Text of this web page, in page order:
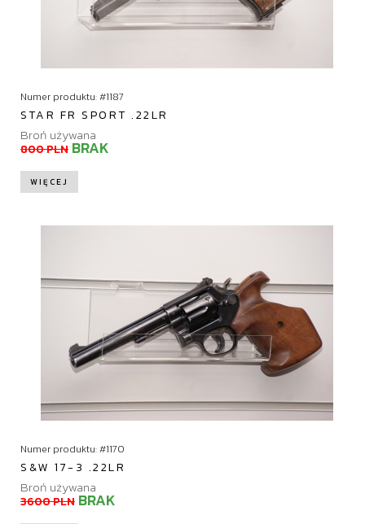
Numer produktu: #1187
STAR FR SPORT .22LR
Broń używana
800 PLN BRAK
WIĘCEJ
Numer produktu: #1170
S&W 17-3 .22LR
Broń używana
3600 PLN BRAK